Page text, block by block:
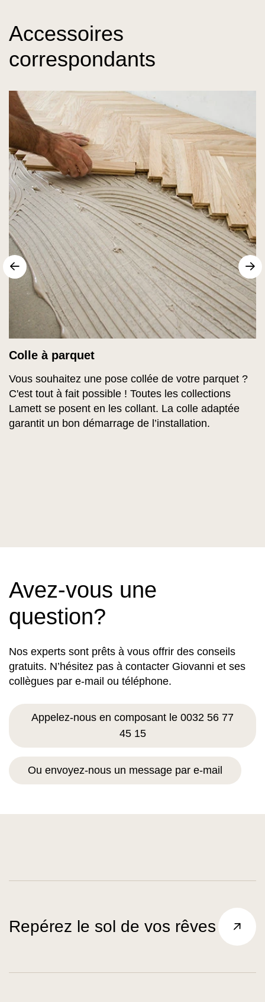
Accessoires
correspondants
Colle à parquet
Vous souhaitez une pose collée de votre parquet ?
C'est tout à fait possible ! Toutes les collections
Lamett se posent en les collant. La colle adaptée
garantit un bon démarrage de l’installation.
sr.arrow prev
Avez-vous une
question?
Nos experts sont prêts à vous offrir des conseils
gratuits. N’hésitez pas à contacter Giovanni et ses
collègues par e-mail ou téléphone.
Appelez-nous en composant le 0032 56 77
45 15
Ou envoyez-nous un message par e-mail
Repérez le sol de vos rêves